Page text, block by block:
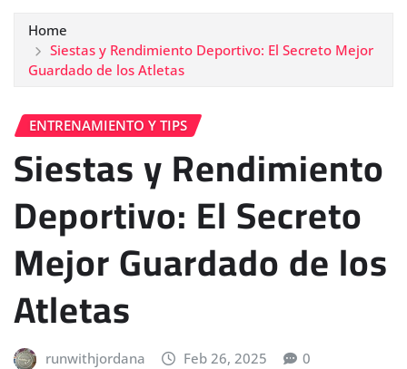
Home
Siestas y Rendimiento Deportivo: El Secreto Mejor
Guardado de los Atletas
ENTRENAMIENTO Y TIPS
Siestas y Rendimiento
Deportivo: El Secreto
Mejor Guardado de los
Atletas
runwithjordana Feb 26, 2025 0